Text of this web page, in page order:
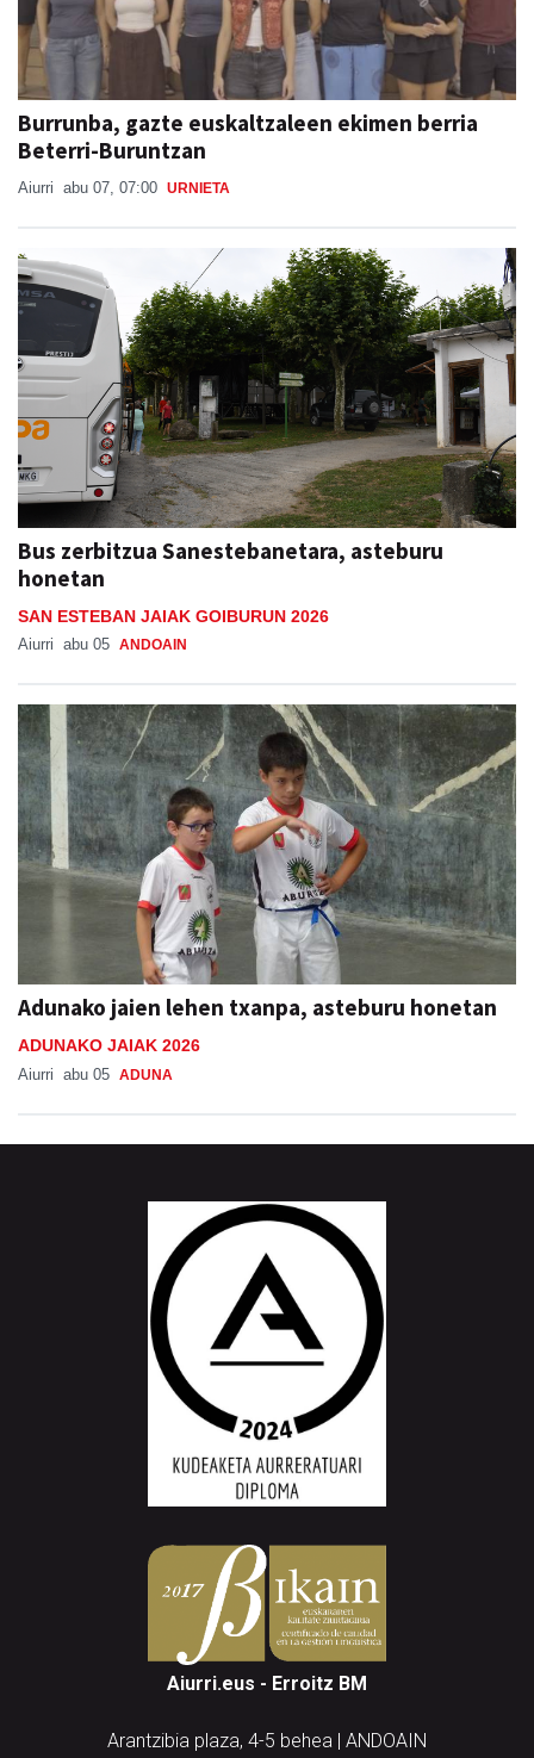
Burrunba, gazte euskaltzaleen ekimen berria
Beterri-Buruntzan
Aiurri abu 07, 07:00 URNIETA
Bus zerbitzua Sanestebanetara, asteburu
honetan
SAN ESTEBAN JAIAK GOIBURUN 2026
Aiurri abu 05 ANDOAIN
Adunako jaien lehen txanpa, asteburu honetan
ADUNAKO JAIAK 2026
Aiurri abu 05 ADUNA
Aiurri.eus - Erroitz BM
Arantzibia plaza, 4-5 behea | ANDOAIN